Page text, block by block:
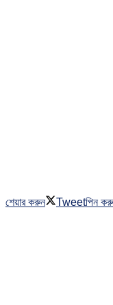
শেয়ার করুন Tweetপিন